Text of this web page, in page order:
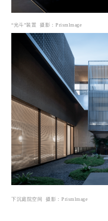
“光斗”装置 摄影：Prismlmage
下沉庭院空间 摄影：Prismlmage